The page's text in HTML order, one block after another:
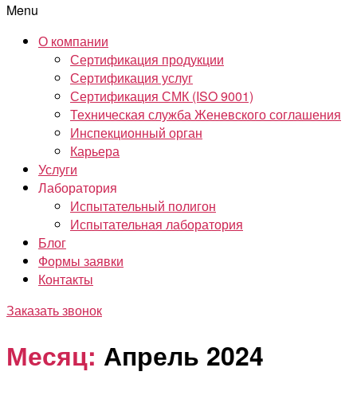
Menu
О компании
Сертификация продукции
Сертификация услуг
Сертификация СМК (ISO 9001)
Техническая служба Женевского соглашения
Инспекционный орган
Карьера
Услуги
Лаборатория
Испытательный полигон
Испытательная лаборатория
Блог
Формы заявки
Контакты
Заказать звонок
Месяц: Апрель 2024